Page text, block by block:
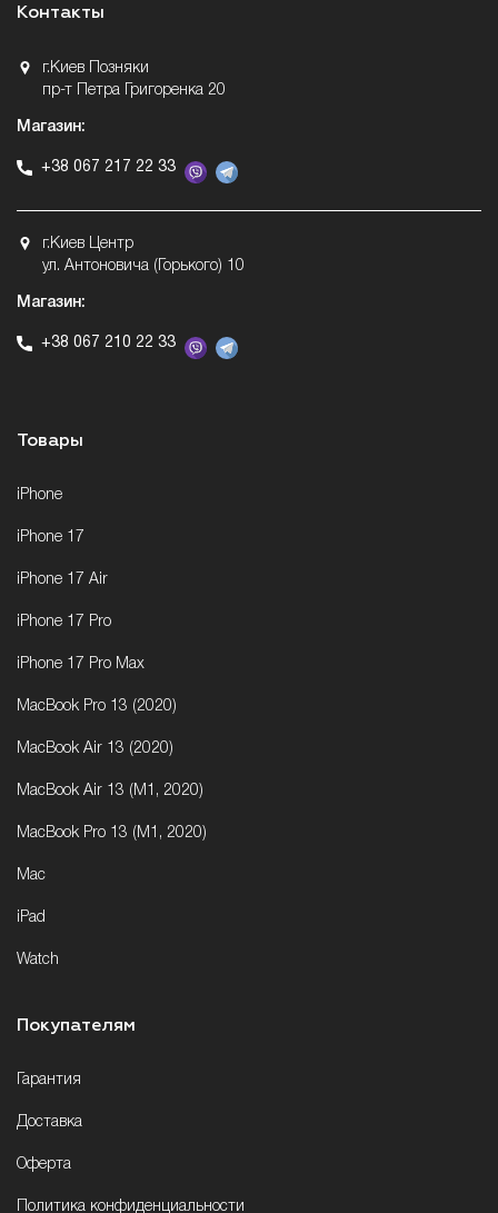
Контакты
г.Киев Позняки
пр-т Петра Григоренка 20
Магазин:
+38 067 217 22 33
г.Киев Центр
ул. Антоновича (Горького) 10
Магазин:
+38 067 210 22 33
Товары
iPhone
iPhone 17
iPhone 17 Air
iPhone 17 Pro
iPhone 17 Pro Max
MacBook Pro 13 (2020)
MacBook Air 13 (2020)
MacBook Air 13 (M1, 2020)
MacBook Pro 13 (M1, 2020)
Mac
iPad
Watch
Покупателям
Гарантия
Доставка
Оферта
Политика конфиденциальности